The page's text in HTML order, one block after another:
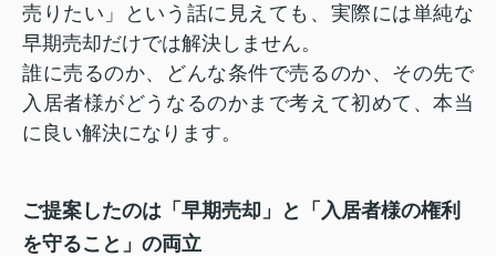
売りたい」という話に見えても、実際には単純な
早期売却だけでは解決しません。
誰に売るのか、どんな条件で売るのか、その先で
入居者様がどうなるのかまで考えて初めて、本当
に良い解決になります。
ご提案したのは「早期売却」と「入居者様の権利
を守ること」の両立